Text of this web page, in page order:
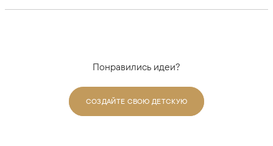
Понравились идеи?
СОЗДАЙТЕ СВОЮ ДЕТСКУЮ